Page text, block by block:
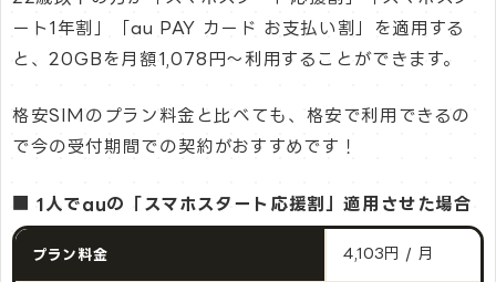
ート1年割」「au PAY カード お支払い割」を適用する
と、20GBを月額1,078円〜利用することができます。
格安SIMのプラン料金と比べても、格安で利用できるの
で今の受付期間での契約がおすすめです！
■ 1人でauの「スマホスタート応援割」適用させた場合
プラン料金 4,103円 / 月